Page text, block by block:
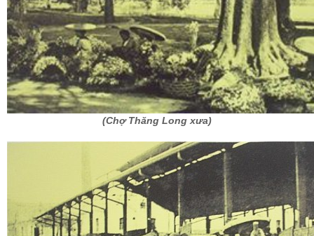
(Chợ Thăng Long xưa)